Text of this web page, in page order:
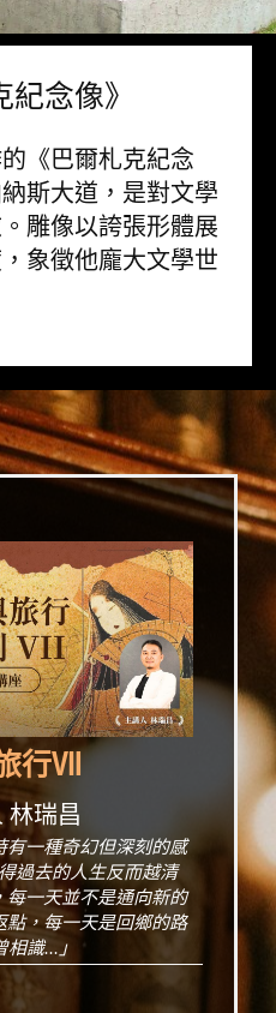
念像》
《巴爾札克紀念
斯大道，是對文學
雕像以誇張形體展
象徵他龐大文學世
行Ⅶ
林瑞昌
有一種奇幻但深刻的感
過去的人生反而越清
一天並不是通向新的
，每一天是回鄉的路
相識...」